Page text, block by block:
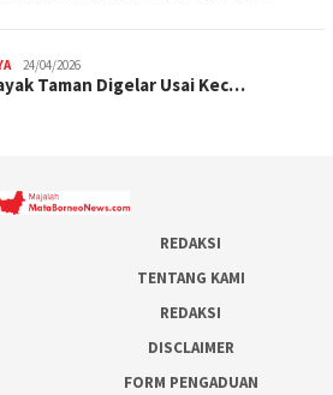
24/04/2026
Taman Digelar Usai Kec…
REDAKSI
TENTANG KAMI
REDAKSI
DISCLAIMER
FORM PENGADUAN